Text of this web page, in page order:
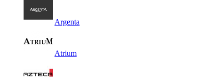
Argenta
Atrium